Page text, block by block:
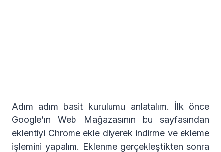
Adım adım basit kurulumu anlatalım. İlk önce
Google’ın Web Mağazasının bu sayfasından
eklentiyi Chrome ekle diyerek indirme ve ekleme
işlemini yapalım. Eklenme gerçekleştikten sonra